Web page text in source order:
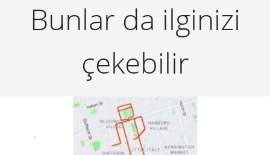
Bunlar da ilginizi
çekebilir